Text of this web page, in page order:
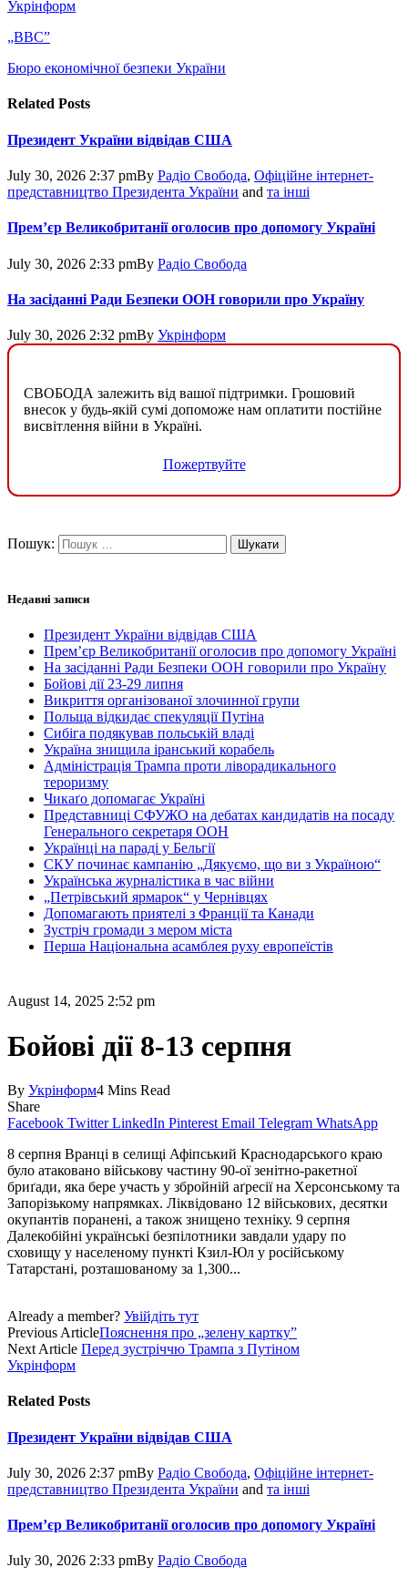
Укрінформ
„BBC”
Бюро економічної безпеки України
Related Posts
Президент України відвідав США
July 30, 2026 2:37 pmBy Радіо Свобода, Офіційне інтернет-
представництво Президента України and та інші
Прем’єр Великобританії оголосив про допомогу Україні
July 30, 2026 2:33 pmBy Радіо Свобода
На засіданні Ради Безпеки ООН говорили про Україну
July 30, 2026 2:32 pmBy Укрінформ
СВОБОДА залежить від вашої підтримки. Грошовий
внесок у будь-якій сумі допоможе нам оплатити постійне
висвітлення війни в Україні.
Пожертвуйте
Пошук:
Недавні записи
Президент України відвідав США
Прем’єр Великобританії оголосив про допомогу Україні
На засіданні Ради Безпеки ООН говорили про Україну
Бойові дії 23-29 липня
Викриття організованої злочинної групи
Польща відкидає спекуляції Путіна
Сибіга подякував польській владі
Україна знищила іранський корабель
Адміністрація Трампа проти ліворадикального
тероризму
Чикаґо допомагає Україні
Представниці СФУЖО на дебатах кандидатів на посаду
Генерального секретаря ООН
Українці на параді у Бельгії
СКУ починає кампанію „Дякуємо, що ви з Україною“
Українська журналістика в час війни
„Петрівський ярмарок“ у Чернівцях
Допомагають приятелі з Франції та Канади
Зустріч громади з мером міста
Перша Національна асамблея руху европеїстів
August 14, 2025 2:52 pm
Бойові дії 8-13 серпня
By Укрінформ4 Mins Read
Share
Facebook Twitter LinkedIn Pinterest Email Telegram WhatsApp
8 серпня Вранці в селищі Афіпський Краснодарського краю
було атаковано військову частину 90-ої зенітно-ракетної
бриґади, яка бере участь у збройній аґресії на Хер­сонському та
Запорізь­кому нап­рямках. Ліквідовано 12 військових, десятки
окупантів поранені, а також знищено техніку. 9 серпня
Далекобійні українські безпілотники завдали удару по
сховищу у населеному пункті Кзил-Юл у російському
Татарстані, розташованому за 1,300...
Already a member? Увійдіть тут
Previous ArticleПояснення про „зелену картку”
Next Article Перед зустріччю Трампа з Путіном
Укрінформ
Related Posts
Президент України відвідав США
July 30, 2026 2:37 pmBy Радіо Свобода, Офіційне інтернет-
представництво Президента України and та інші
Прем’єр Великобританії оголосив про допомогу Україні
July 30, 2026 2:33 pmBy Радіо Свобода